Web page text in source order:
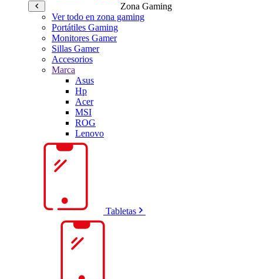
Zona Gaming
Ver todo en zona gaming
Portátiles Gaming
Monitores Gamer
Sillas Gamer
Accesorios
Marca
Asus
Hp
Acer
MSI
ROG
Lenovo
Tabletas